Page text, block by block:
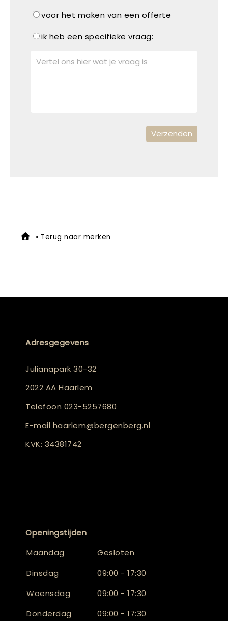
voor het maken van een offerte
ik heb een specifieke vraag:
» Terug naar merken
Adresgegevens
Julianapark 30-32
2022 AA Haarlem
Telefoon 023-5257680
E-mail haarlem@bergenberg.nl
KVK: 34381742
Openingstijden
Maandag
Gesloten
Dinsdag
09:00 - 17:30
Woensdag
09:00 - 17:30
Donderdag
09:00 - 17:30